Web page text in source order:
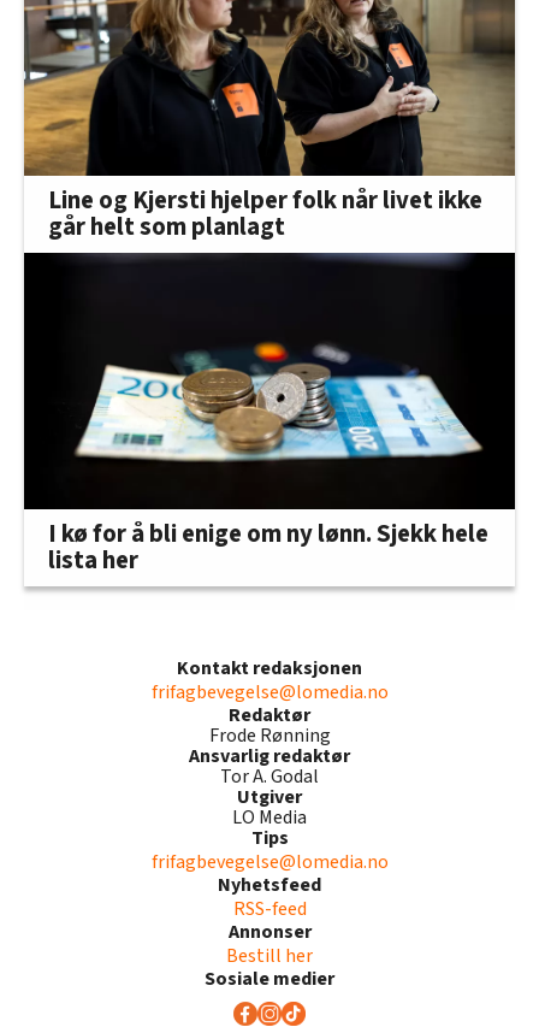
Line og Kjersti hjelper folk når livet ikke
går helt som planlagt
I kø for å bli enige om ny lønn. Sjekk hele
lista her
Kontakt redaksjonen
frifagbevegelse@lomedia.no
Redaktør
Frode Rønning
Ansvarlig redaktør
Tor A. Godal
Utgiver
LO Media
Tips
frifagbevegelse@lomedia.no
Nyhetsfeed
RSS-feed
Annonser
Bestill her
Sosiale medier